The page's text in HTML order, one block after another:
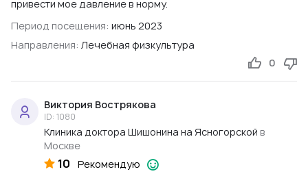
привести мое давление в норму.
Период посещения: июнь 2023
Направления: Лечебная физкультура
0
Виктория Вострякова
ID: 1080
Клиника доктора Шишонина на Ясногорской в
Москве
10 Рекомендую